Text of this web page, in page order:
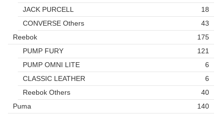
JACK PURCELL
18
CONVERSE Others
43
Reebok
175
PUMP FURY
121
PUMP OMNI LITE
6
CLASSIC LEATHER
6
Reebok Others
40
Puma
140